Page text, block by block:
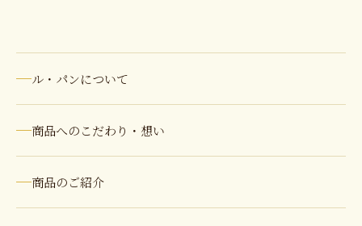
ル・パンについて
商品へのこだわり・想い
商品のご紹介